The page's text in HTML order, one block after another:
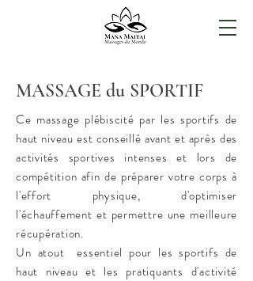
MASSAGE du SPORTIF
Ce massage plébiscité par les sportifs de
haut niveau est conseillé avant et après des
activités sportives intenses et lors de
compétition afin de préparer votre corps à
l'effort physique, d'optimiser
l'échauffement et permettre une meilleure
récupération.
Un atout essentiel pour les sportifs de
haut niveau et les pratiquants d'activité